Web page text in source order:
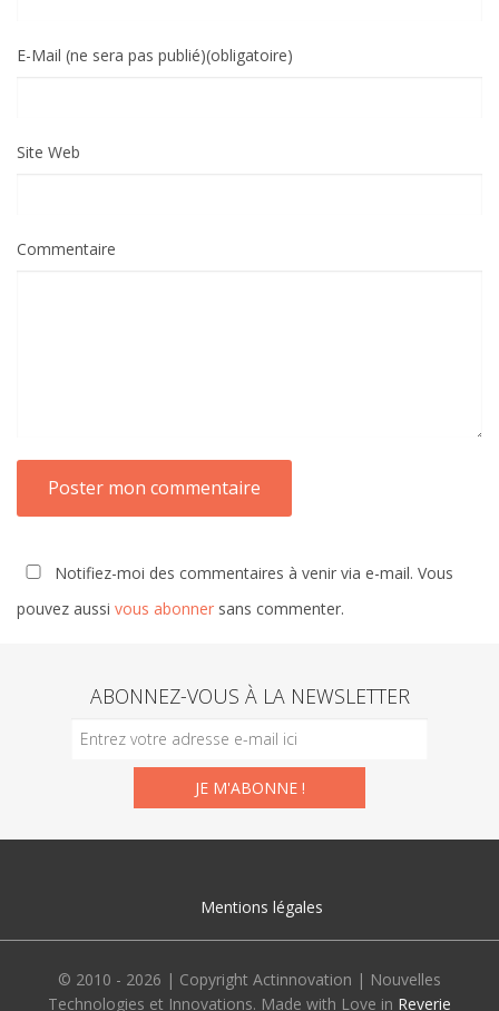
E-Mail (ne sera pas publié)(obligatoire)
Site Web
Commentaire
Notifiez-moi des commentaires à venir via e-mail. Vous
pouvez aussi vous abonner sans commenter.
ABONNEZ-VOUS À LA NEWSLETTER
Mentions légales
© 2010 - 2026 | Copyright Actinnovation | Nouvelles
Technologies et Innovations. Made with Love in Reverie